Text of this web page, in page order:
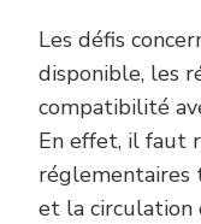
Les défis
disponible, les
compatibilité
En effet, il faut
réglementaires
et la circulation